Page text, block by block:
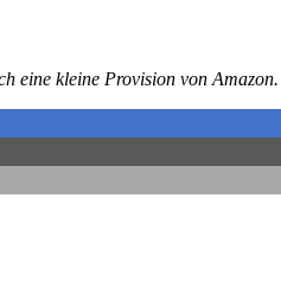
eine kleine Provision von